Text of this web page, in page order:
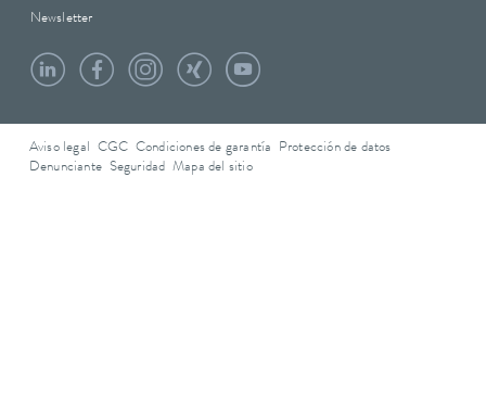
Newsletter
Aviso legal CGC Condiciones de garantía
Protección de datos
Denunciante Seguridad Mapa del sitio